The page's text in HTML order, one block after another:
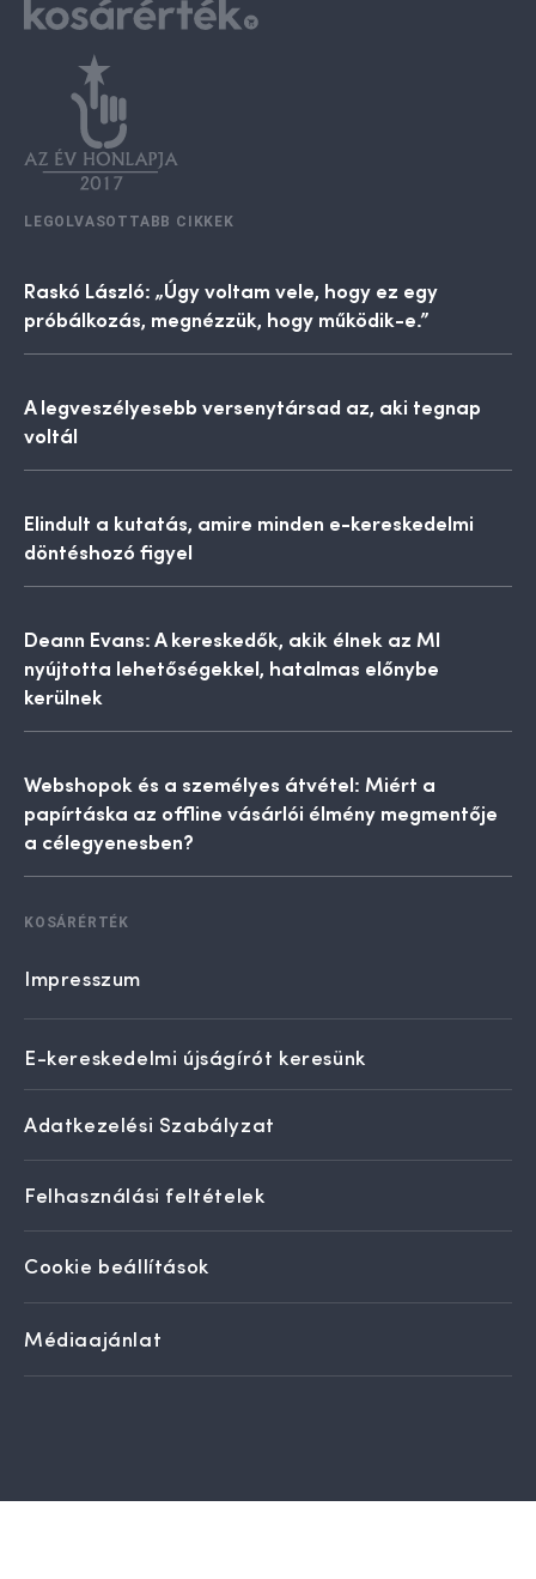
LEGOLVASOTTABB CIKKEK
Raskó László: „Úgy voltam vele, hogy ez egy
próbálkozás, megnézzük, hogy működik-e.”
A legveszélyesebb versenytársad az, aki tegnap
voltál
Elindult a kutatás, amire minden e-kereskedelmi
döntéshozó figyel
Deann Evans: A kereskedők, akik élnek az MI
nyújtotta lehetőségekkel, hatalmas előnybe
kerülnek
Webshopok és a személyes átvétel: Miért a
papírtáska az offline vásárlói élmény megmentője
a célegyenesben?
KOSÁRÉRTÉK
Impresszum
E-kereskedelmi újságírót keresünk
Adatkezelési Szabályzat
Felhasználási feltételek
Cookie beállítások
Médiaajánlat